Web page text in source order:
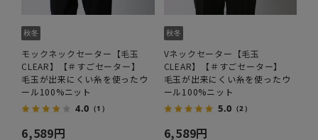
モックネックセーター【毛玉
CLEAR】【＃すごセーター】
毛玉が出来にくい糸を使ったウ
ール100%ニット
4.0 （1）
6,589円
Vネックセーター【毛玉
CLEAR】【＃すごセーター】
毛玉が出来にくい糸を使ったウ
ール100%ニット
5.0 （2）
6,589円